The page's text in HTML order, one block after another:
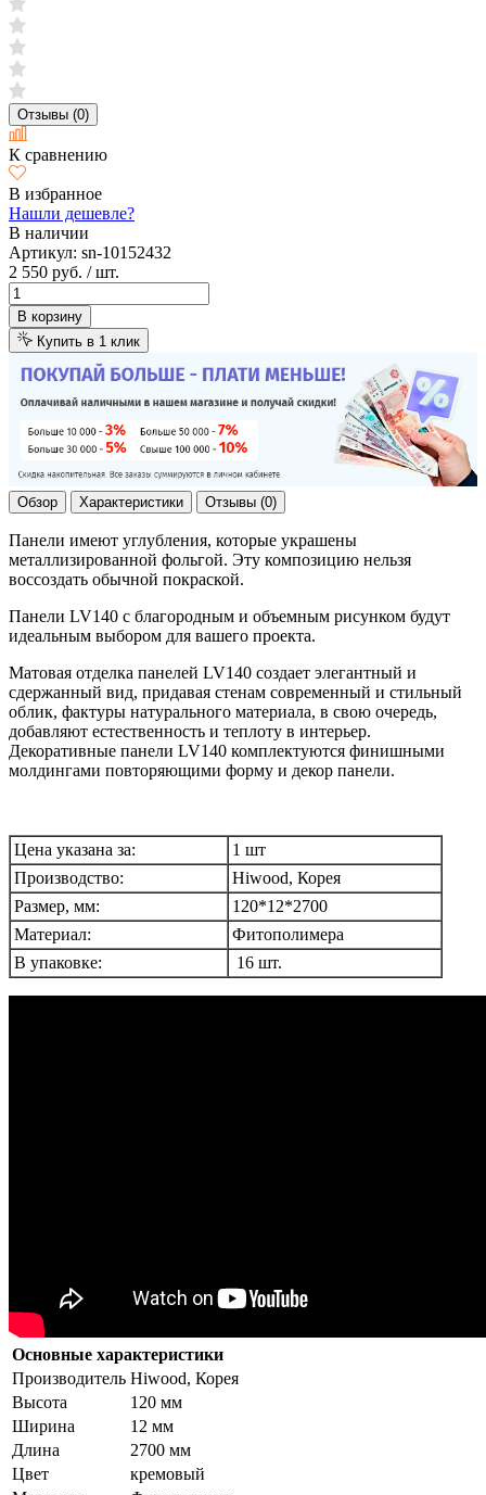
Отзывы (0)
К сравнению
В избранное
Нашли дешевле?
В наличии
Артикул: sn-10152432
2 550 руб. / шт.
В корзину
Купить в 1 клик
Обзор Характеристики Отзывы (0)
Панели имеют углубления, которые украшены
металлизированной фольгой. Эту композицию нельзя
воссоздать обычной покраской.
Панели LV140 с благородным и объемным рисунком будут
идеальным выбором для вашего проекта.
Матовая отделка панелей LV140 создает элегантный и
сдержанный вид, придавая стенам современный и стильный
облик, фактуры натурального материала, в свою очередь,
добавляют естественность и теплоту в интерьер.
Декоративные панели LV140 комплектуются финишными
молдингами повторяющими форму и декор панели.
Цена указана за:
1 шт
Производство:
Hiwood, Корея
Размер, мм:
120*12*2700
Материал:
Фитополимера
В упаковке:
16 шт.
Основные характеристики
Производитель Hiwood, Корея
Высота
120 мм
Ширина
12 мм
Длина
2700 мм
Цвет
кремовый